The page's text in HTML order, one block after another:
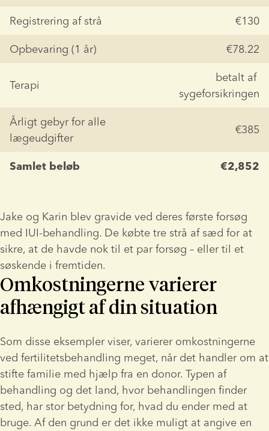
Registrering af strå €130
Opbevaring (1 år) €78.22
Terapi
betalt af
sygeforsikringen
Årligt gebyr for alle
lægeudgifter
€385
Samlet beløb €2,852
Jake og Karin blev gravide ved deres første forsøg
med IUI-behandling. De købte tre strå af sæd for at
sikre, at de havde nok til et par forsøg – eller til et
søskende i fremtiden.
Omkostningerne varierer
afhængigt af din situation
Som disse eksempler viser, varierer omkostningerne
ved fertilitetsbehandling meget, når det handler om at
stifte familie med hjælp fra en donor. Typen af
behandling og det land, hvor behandlingen finder
sted, har stor betydning for, hvad du ender med at
bruge. Af den grund er det ikke muligt at angive en